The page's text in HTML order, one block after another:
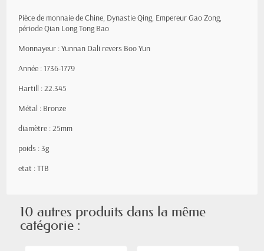
Pièce de monnaie de Chine, Dynastie Qing, Empereur Gao Zong,
période Qian Long Tong Bao
Monnayeur : Yunnan Dali revers Boo Yun
Année : 1736-1779
Hartill : 22.345
Métal : Bronze
diamètre : 25mm
poids : 3g
etat : TTB
10 autres produits dans la même
catégorie :